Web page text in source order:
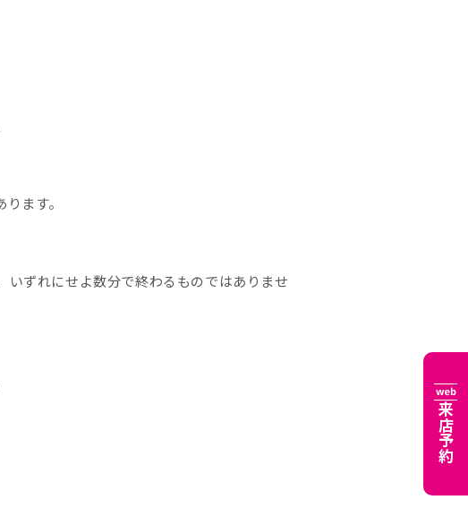
来店予約
ます。
ずれにせよ数分で終わるものではありませ